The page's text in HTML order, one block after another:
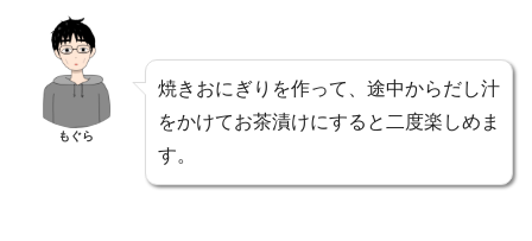
もぐら
焼きおにぎりを作って、途中からだし汁
をかけてお茶漬けにすると二度楽しめま
す。